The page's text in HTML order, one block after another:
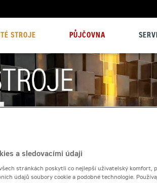
STROJE PŮJČOVNA
a sledovacími údaji
stránkách poskytli co nejlepší uživatelský komfort,
údajů soubory cookie a podobné technologie.